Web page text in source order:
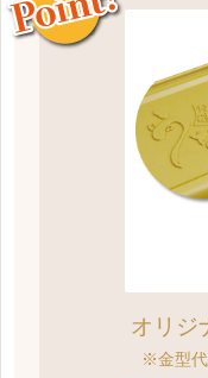
オリジ
※金型